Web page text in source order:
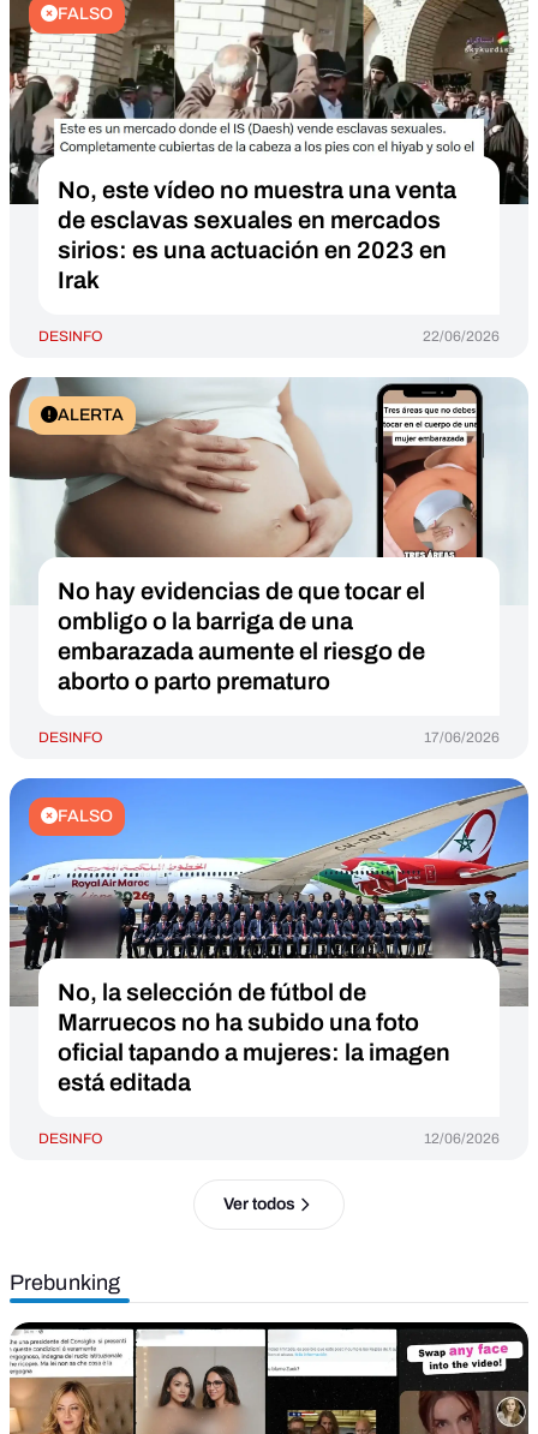
FALSO
No, este vídeo no muestra una venta
de esclavas sexuales en mercados
sirios: es una actuación en 2023 en
Irak
DESINFO 22/06/2026
ALERTA
No hay evidencias de que tocar el
ombligo o la barriga de una
embarazada aumente el riesgo de
aborto o parto prematuro
DESINFO 17/06/2026
FALSO
No, la selección de fútbol de
Marruecos no ha subido una foto
oficial tapando a mujeres: la imagen
está editada
DESINFO 12/06/2026
Ver todos
Prebunking